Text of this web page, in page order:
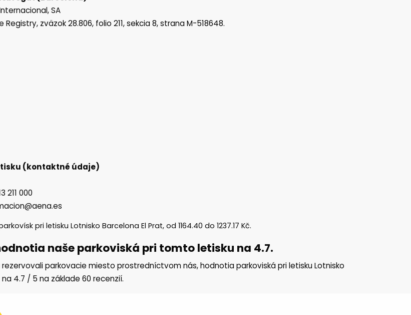
SA
Registry, zväzok 28.806, folio 211, sekcia 8, strana M-518648.
(kontaktné údaje)
211 000
pri letisku Lotnisko Barcelona El Prat, od 1164.40 do 1237.17 Kč.
naše parkoviská pri tomto letisku na 4.7.
rezervovali parkovacie miesto prostredníctvom nás, hodnotia parkoviská pri letisku Lotnisko
na 4.7 / 5 na základe 60 recenzií.